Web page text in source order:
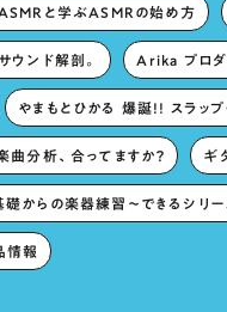
と学ぶASMRの始め方
ウンド解剖。 Arika プロダ
やまもとひかる 爆誕!! スラップ
曲分析、合ってますか？ ギ
礎からの楽器練習〜できるシリー
情報